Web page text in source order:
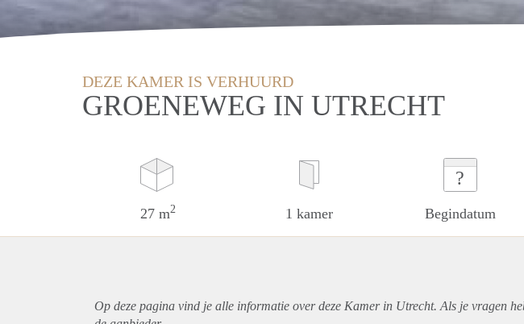
DEZE KAMER IS VERHUURD
GROENEWEG IN UTRECHT
27 m2 1 kamer
?
Begindatum
Op deze pagina vind je alle informatie over deze Kamer in Utrecht. Als je vragen